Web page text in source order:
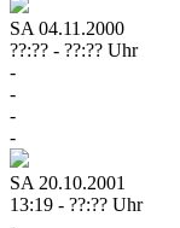
SA 04.11.2000
??:?? - ??:?? Uhr
-
-
-
-
SA 20.10.2001
13:19 - ??:?? Uhr